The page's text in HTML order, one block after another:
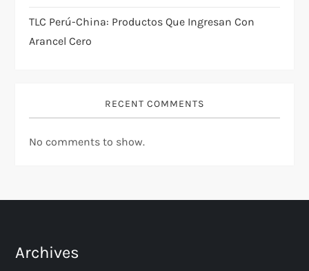
TLC Perú-China: Productos Que Ingresan Con
Arancel Cero
RECENT COMMENTS
No comments to show.
Archives